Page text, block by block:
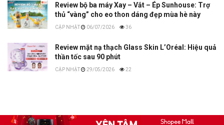
Review bộ ba máy Xay – Vắt – Ép Sunhouse: Trợ
thủ “vàng” cho eo thon dáng đẹp mùa hè này
06/07/2026 36
Review mặt nạ thạch Glass Skin L’Oréal: Hiệu quả
thần tốc sau 90 phút
29/05/2026 22